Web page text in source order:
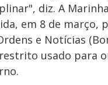
diz. A
em 8 de março,
e Notícias
usado para